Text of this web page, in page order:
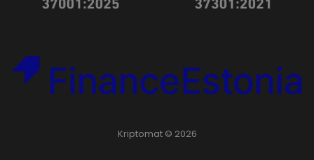
Kriptomat © 2026